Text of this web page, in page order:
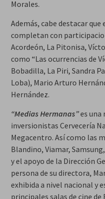
Morales.
Además, cabe destacar
completan con
Acordeón, La Pitonisa,
como “Las ocurrencias de
Bobadilla, La Piri, Sandra
Loba), Mario Arturo
Hernández.
“Medias Hermanas”es una
inversionistas Cervecería
Megacentro. Así como las
Blandino, Viamar,
y el apoyo de la Dirección
persona de su directora,
exhibida a nivel nacional y
principales salas de cine de